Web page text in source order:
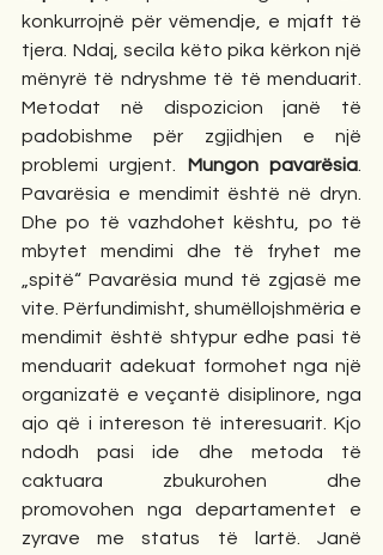
konkurrojnë për vëmendje, e mjaft të
tjera. Ndaj, secila këto pika kërkon një
mënyrë të ndryshme të të menduarit.
Metodat në dispozicion janë të
padobishme për zgjidhjen e një
problemi urgjent. Mungon pavarësia
Pavarësia e mendimit është në dryn.
Dhe po të vazhdohet kështu, po të
mbytet mendimi dhe të fryhet me
„spitë“ Pavarësia mund të zgjasë me
vite. Përfundimisht, shumëllojshmëria e
mendimit është shtypur edhe pasi të
menduarit adekuat formohet nga një
organizatë e veçantë disiplinore, nga
ajo që i intereson të interesuarit. Kjo
ndodh pasi ide dhe metoda të
caktuara zbukurohen dhe
promovohen nga departamentet e
zyrave me status të lartë. Janë